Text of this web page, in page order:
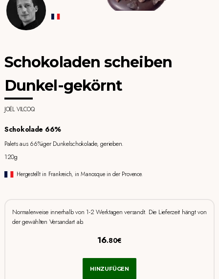
Schokoladen scheiben
Dunkel-gekörnt
JOËL VILCOQ
Schokolade 66%
Palets aus 66%iger Dunkelschokolade, gerieben.
120g
Hergestellt in Frankreich, in Manosque in der Provence.
Normalerweise innerhalb von 1-2 Werktagen versandt. Die Lieferzeit hängt von
der gewählten Versandart ab.
16.80€
HINZUFÜGEN